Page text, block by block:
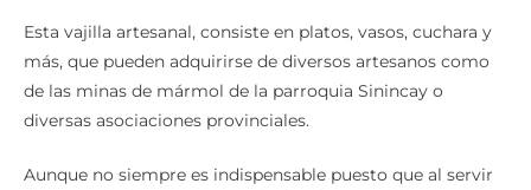
Esta vajilla artesanal, consiste en platos, vasos, cuchara y
más, que pueden adquirirse de diversos artesanos como
de las minas de mármol de la parroquia Sinincay o
diversas asociaciones provinciales.
Aunque no siempre es indispensable puesto que al servir